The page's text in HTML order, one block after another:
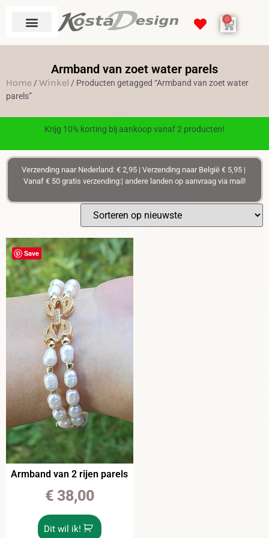
0
Armband van zoet water parels
Home /Winkel / Producten getagged “Armband van zoet water
parels”
Krijg 10% korting bij aankoop vanaf 2 producten!
Verzending naar Nederland: € 2,95 | Verzending naar België € 5,95 |
Vanaf € 50 gratis verzending:| andere landen op aanvraag via mail!
Save
Armband van 2 rijen parels
€38,00
Dit wil ik!